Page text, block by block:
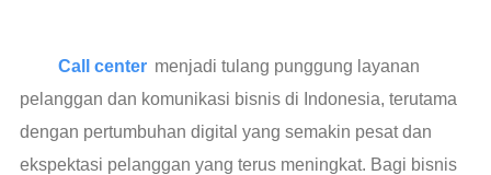
Call center menjadi tulang punggung layanan
pelanggan dan komunikasi bisnis di Indonesia, terutama
dengan pertumbuhan digital yang semakin pesat dan
ekspektasi pelanggan yang terus meningkat. Bagi bisnis